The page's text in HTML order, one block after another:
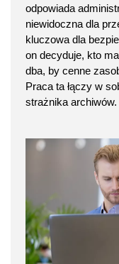
odpowiada
niewidoczna dla
kluczowa dla
on decyduje, kto
dba, by cenne
Praca ta łączy w
strażnika archiwów.